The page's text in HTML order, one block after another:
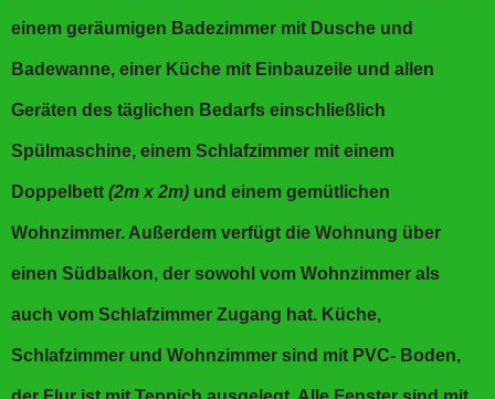
einem geräumigen Badezimmer mit Dusche und
Badewanne, einer Küche mit Einbauzeile und allen
Geräten des täglichen Bedarfs einschließlich
Spülmaschine, einem Schlafzimmer mit einem
Doppelbett (2m x 2m) und einem gemütlichen
Wohnzimmer. Außerdem verfügt die Wohnung über
einen Südbalkon, der sowohl vom Wohnzimmer als
auch vom Schlafzimmer Zugang hat. Küche,
Schlafzimmer und Wohnzimmer sind mit PVC- Boden,